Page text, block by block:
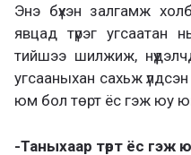
Энэ бүхэн залгамж
явцад түрэг
тийшээ шилжиж,
угсааныхан сахьж
юм бол төрт ёс гэж юу
-Таныхаар төрт ёс гэж